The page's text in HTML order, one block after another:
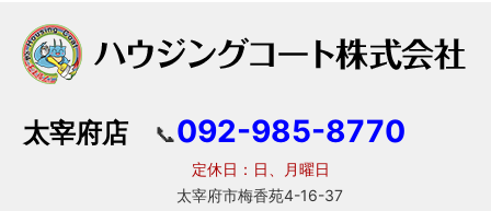
太宰府店 📞092-985-8770
定休日：日、月曜日
太宰府市梅香苑4-16-37